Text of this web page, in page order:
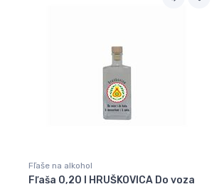
Fľaše na alkohol
Fľaša 0,20 l HRUŠKOVICA Do voza